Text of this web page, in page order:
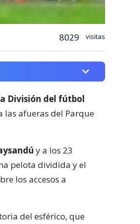
8029 visitas
División del fútbol
las afueras del Parque
y a los 23
pelota dividida y el
los accesos a
del esférico, que